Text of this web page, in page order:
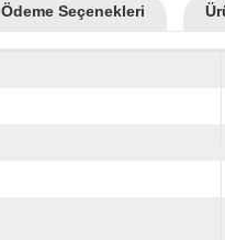
Ödeme Seçenekleri